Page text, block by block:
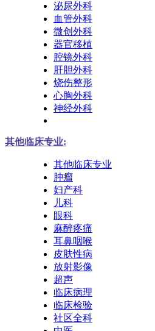
泌尿外科
血管外科
微创外科
器官移植
腔镜外科
肝胆外科
烧伤整形
心胸外科
神经外科
其他临床专业:
其他临床专业
肿瘤
妇产科
儿科
眼科
麻醉疼痛
耳鼻咽喉
皮肤性病
放射影像
超声
临床病理
临床检验
社区全科